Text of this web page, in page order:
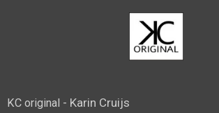
KC original - Karin Cruijs